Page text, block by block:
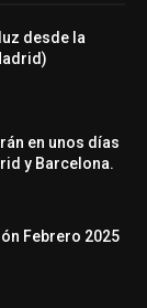
desde la
en unos días
y Barcelona.
Febrero 2025